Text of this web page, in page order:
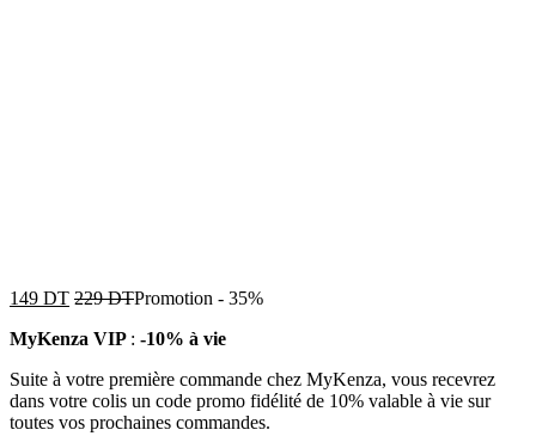
149 DT 229DTPromotion - 35%
MyKenza VIP : -10% à vie
Suite à votre première commande chez MyKenza, vous recevrez
dans votre colis un code promo fidélité de 10% valable à vie sur
toutes vos prochaines commandes.